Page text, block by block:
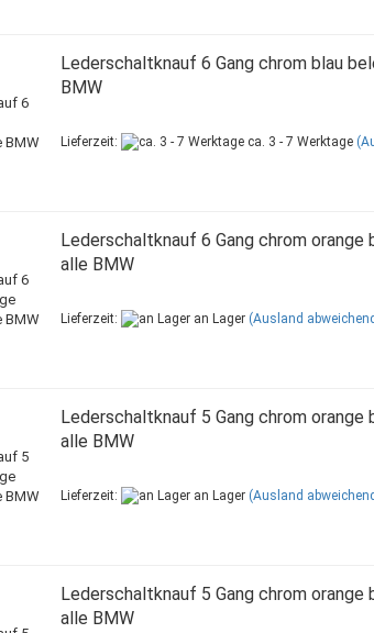
Lederschaltknauf 6 Gang chrom blau
BMW
Lieferzeit: ca. 3 - 7 Werktage
Lederschaltknauf 6 Gang chrom
alle BMW
Lieferzeit: an Lager (Ausland
Lederschaltknauf 5 Gang chrom
alle BMW
Lieferzeit: an Lager (Ausland
Lederschaltknauf 5 Gang chrom
alle BMW